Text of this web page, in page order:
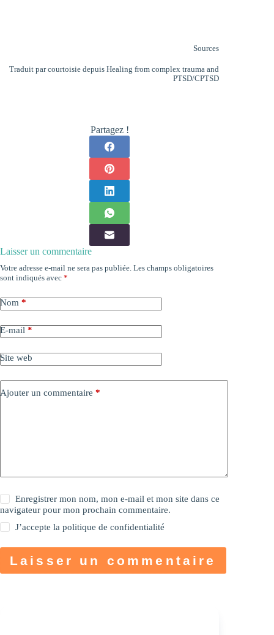
Sources
Traduit par courtoisie depuisHealing from complex trauma and
PTSD/CPTSD
Partagez !
Laisser un commentaire
Votre adresse e-mail ne sera pas publiée. Les champs obligatoires
sont indiqués avec *
Nom *
E-mail *
Site web
Ajouter un commentaire *
Enregistrer mon nom, mon e-mail et mon site dans ce
navigateur pour mon prochain commentaire.
J’accepte lapolitique de confidentialité
Laisser un commentaire